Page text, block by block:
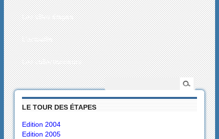
Les villes étapes
L’actualité
Les collectionneurs
LE TOUR DES ÉTAPES
Edition 2004
Edition 2005